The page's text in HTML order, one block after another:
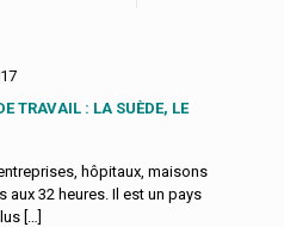
TRAVAIL : LA SUÈDE, LE
hôpitaux, maisons
aux 32 heures. Il est un pays
[…]